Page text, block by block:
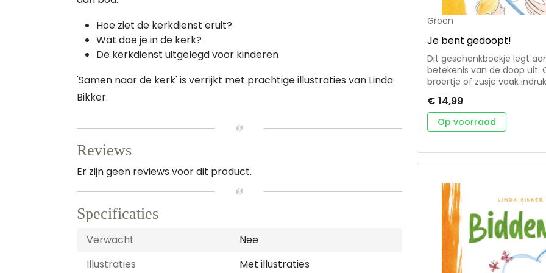
Hoe ziet de kerkdienst eruit?
Wat doe je in de kerk?
De kerkdienst uitgelegd voor kinderen
'Samen naar de kerk' is verrijkt met prachtige illustraties van Linda
Bikker.
Reviews
Er zijn geen reviews voor dit product.
Specificaties
Verwacht
Nee
Illustraties
Met illustraties
Groen
Je bent gedoopt!
Dit geschenkboekje legt
betekenis van de doop uit.
broertje of zusje vaak
hun kinderen over de doop
belooft God precies en
dat je door de doop aan anderen
om over de betekenis van de
het boekje volgt het
€ 14,99
Op voorraad